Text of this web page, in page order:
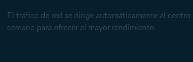
El tráfico de red se dirige automáticamente al centro
cercano para ofrecer el mayor rendimiento.